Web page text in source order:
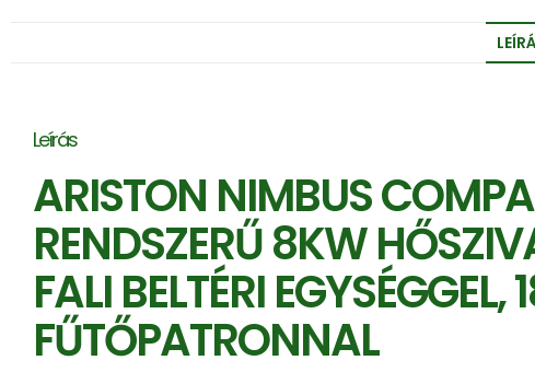
Leírás
ARISTON NIMBUS
RENDSZERŰ 8KW
FALI BELTÉRI
FŰTŐPATRONNAL